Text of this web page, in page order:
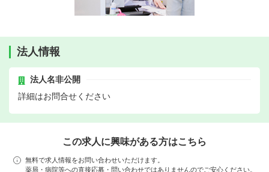
法人情報
法人名非公開
詳細はお問合せください
この求人に興味がある方はこちら
無料で求人情報をお問い合わせいただけます。
薬局・病院等への直接応募・問い合わせではありませんのでご安心ください。